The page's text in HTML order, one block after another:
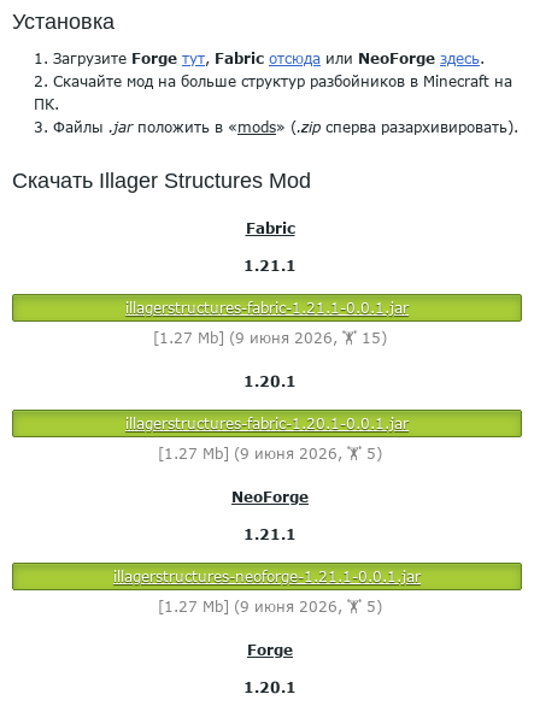
Установка
Загрузите Forge тут, Fabric отсюда или NeoForge здесь.
Скачайте мод на больше структур разбойников в Minecraft на
ПК.
Файлы .jarположить в «mods» (.zip сперва разархивировать).
Скачать Illager Structures Mod
Fabric
1.21.1
illagerstructures-fabric-1.21.1-0.0.1.jar
[1.27 Mb] (9 июня 2026, 🏋️ 15)
1.20.1
illagerstructures-fabric-1.20.1-0.0.1.jar
[1.27 Mb] (9 июня 2026, 🏋️ 5)
NeoForge
1.21.1
illagerstructures-neoforge-1.21.1-0.0.1.jar
[1.27 Mb] (9 июня 2026, 🏋️ 5)
Forge
1.20.1